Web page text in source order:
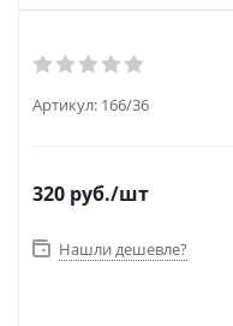
Артикул: 166/36
320 руб./шт
Нашли дешевле?